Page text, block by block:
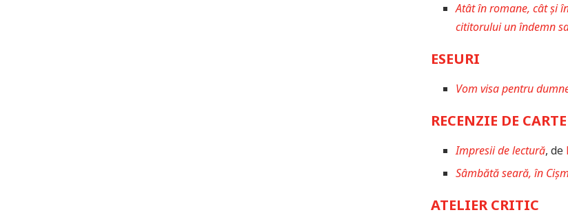
Atât în romane, cât și
cititorului un îndemn
ESEURI
Vom visa pentru
RECENZIE DE CARTE
Impresii de lectură, de
Sâmbătă seară, în
ATELIER CRITIC